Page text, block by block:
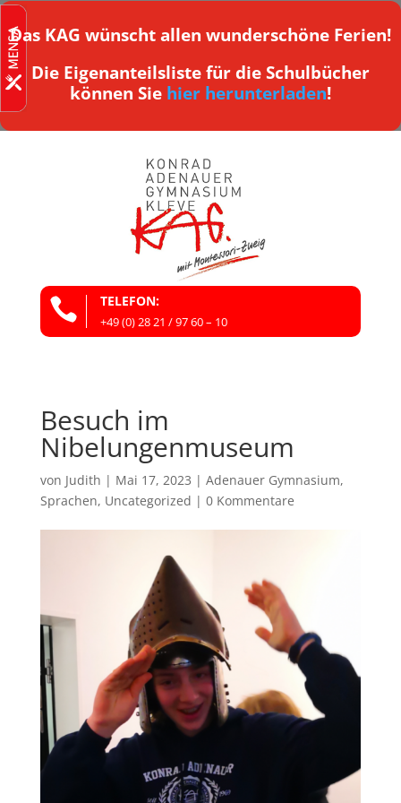
Das KAG wünscht allen wunderschöne Ferien!
Die Eigenanteilsliste für die Schulbücher
können Sie hier herunterladen!
 TELEFON:
+49 (0) 28 21 / 97 60 – 10
Besuch im
Nibelungenmuseum
von Judith | Mai 17, 2023 | Adenauer Gymnasium,
Sprachen, Uncategorized | 0 Kommentare